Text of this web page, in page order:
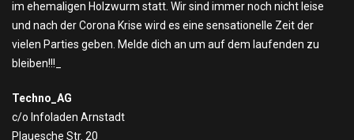
im ehemaligen Holzwurm statt. Wir sind immer noch nicht leise
und nach der Corona Krise wird es eine sensationelle Zeit der
vielen Parties geben. Melde dich an um auf dem laufenden zu
bleiben!!!_
Techno_AG
c/o Infoladen Arnstadt
Plauesche Str. 20